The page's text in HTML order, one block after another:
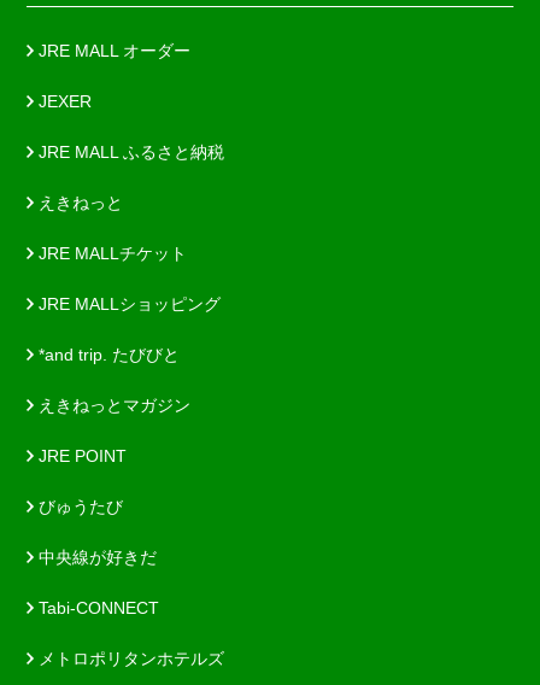
JRE MALL オーダー
JEXER
JRE MALL ふるさと納税
えきねっと
JRE MALLチケット
JRE MALLショッピング
*and trip. たびびと
えきねっとマガジン
JRE POINT
びゅうたび
中央線が好きだ
Tabi-CONNECT
メトロポリタンホテルズ